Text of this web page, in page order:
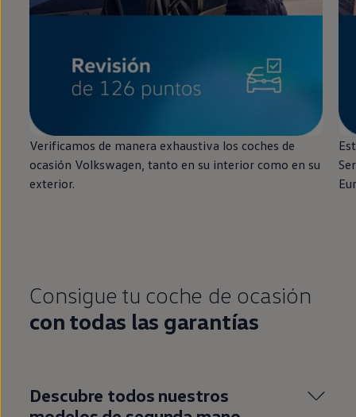
Verificamos de manera exhaustiva los coches de
ocasión Volkswagen, tanto en su interior como en su
exterior.
Consigue tu coche de ocasión
con todas las garantías
Descubre todos nuestros